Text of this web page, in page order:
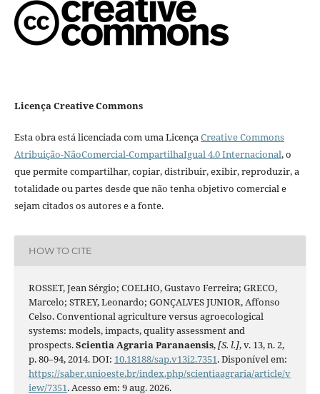
Licença Creative Commons
Esta obra está licenciada com uma Licença Creative Commons
Atribuição-NãoComercial-CompartilhaIgual 4.0 Internacional, o
que permite compartilhar, copiar, distribuir, exibir, reproduzir, a
totalidade ou partes desde que não tenha objetivo comercial e
sejam citados os autores e a fonte.
HOW TO CITE
ROSSET, Jean Sérgio; COELHO, Gustavo Ferreira; GRECO,
Marcelo; STREY, Leonardo; GONÇALVES JUNIOR, Affonso
Celso. Conventional agriculture versus agroecological
systems: models, impacts, quality assessment and
prospects.Scientia Agraria Paranaensis,[S. l.], v. 13, n. 2,
p. 80–94, 2014. DOI: 10.18188/sap.v13i2.7351. Disponível em:
https://saber.unioeste.br/index.php/scientiaagraria/article/v
iew/7351. Acesso em: 9 aug. 2026.